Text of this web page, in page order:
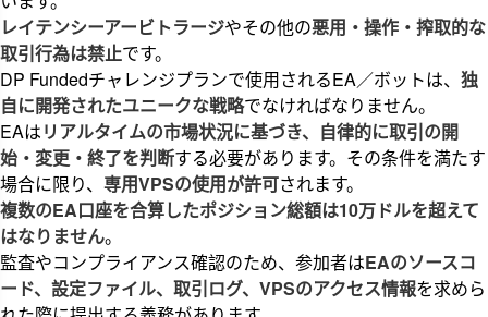
レイテンシーアービトラージやその他の悪用・操作・搾取的な
取引行為は禁止です。
DP Fundedチャレンジプランで使用されるEA／ボットは、 独
自に開発されたユニークな戦略でなければなりません。
EAはリアルタイムの市場状況に基づき、自律的に取引の開
始・変更・終了を判断する必要があります。その条件を満たす
場合に限り、 専用VPSの使用が許可されます。
複数のEA口座を合算したポジション総額は10万ドルを超えて
はなりません。
監査やコンプライアンス確認のため、参加者はEAのソースコ
ード、設定ファイル、取引ログ、VPSのアクセス情報を求めら